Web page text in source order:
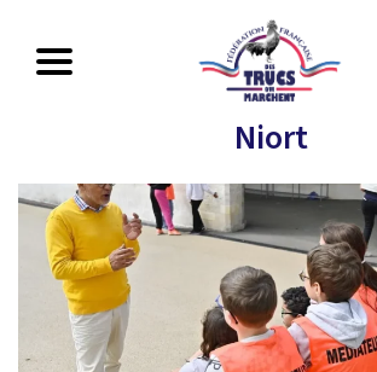
Niort